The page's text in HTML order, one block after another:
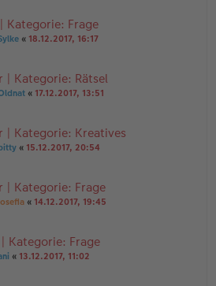
Kategorie: Frage
« 18.12.2017, 16:17
| Kategorie: Rätsel
« 17.12.2017, 13:51
| Kategorie: Kreatives
« 15.12.2017, 20:54
| Kategorie: Frage
« 14.12.2017, 19:45
Kategorie: Frage
« 13.12.2017, 11:02